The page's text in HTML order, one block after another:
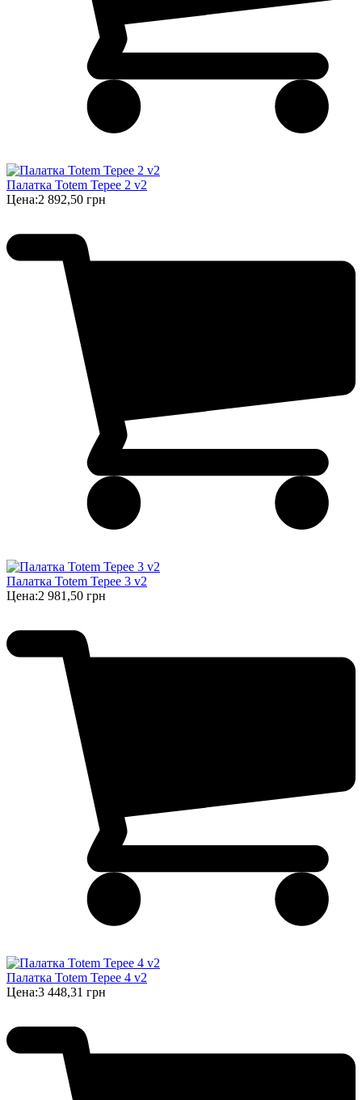
Палатка Totem Tepee 2 v2
Цена:2 892,50 грн
Палатка Totem Tepee 3 v2
Цена:2 981,50 грн
Палатка Totem Tepee 4 v2
Цена:3 448,31 грн